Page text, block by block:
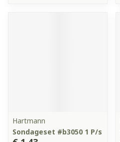
Hartmann
Sondageset #b3050 1 P/s